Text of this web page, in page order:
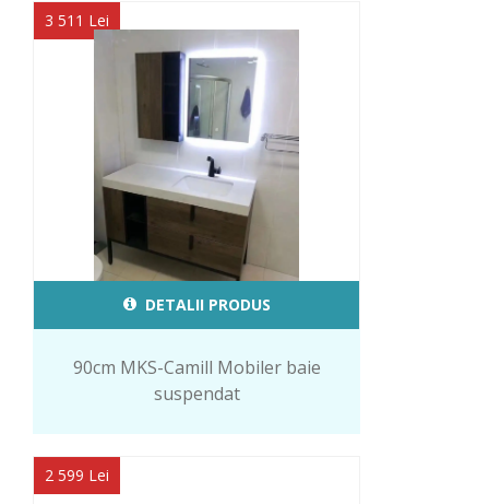
3 511 Lei
DETALII PRODUS
90cm MKS-Camill Mobiler baie
suspendat
2 599 Lei